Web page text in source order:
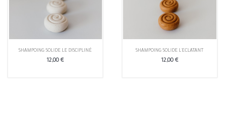
SHAMPOING SOLIDE LE DISCIPLINÉ
12,00 €
SHAMPOING SOLIDE L'ECLATANT
12,00 €